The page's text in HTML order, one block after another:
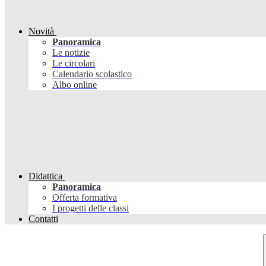
Novità
Panoramica
Le notizie
Le circolari
Calendario scolastico
Albo online
Didattica
Panoramica
Offerta formativa
I progetti delle classi
Contatti